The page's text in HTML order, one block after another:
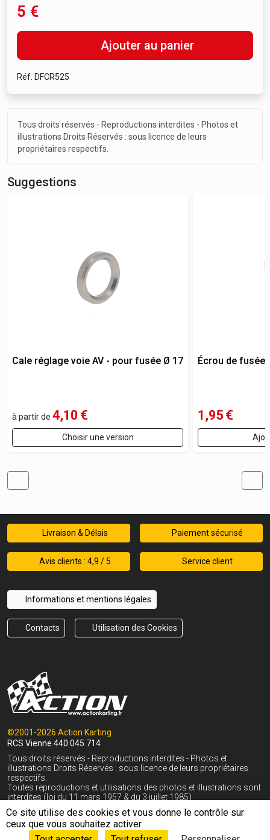
Ce site utilise des cookies et vous donne le contrôle sur
ceux que vous souhaitez activer
5 €
Ajouter au panier
Réf. DFCR525
Tous droits réservés - Reproductions interdites - Photos et
illustrations Droits Réservés : sous licence de leurs
propriétaires respectifs.
Suggestions
Cale réglage voie AV - pour fusée Ø 17
à partir de 4,10 €
Choisir une version
Écrou de fusée
1,95 €
Livraison & Délais Paiement sécurisé
Avis clients : 4,9 / 5 Service client
Informations et mentions légales
Contacts Utilisation des Cookies
©2001-2026 Action Karting
RCS Vienne 440 045 714
Tous droits réservés - Reproductions interdites - Photos et
illustrations Droits Réservés : sous licence de leurs propriétaires
respectifs.
Toutes reproductions et utilisations des photos et illustrations sont
interdites (loi du 11 mars 1957 & du 3 juillet 1985)
* Livraison gratuite en France Métropolitaine hors Corse dès 400€
Voir conditions